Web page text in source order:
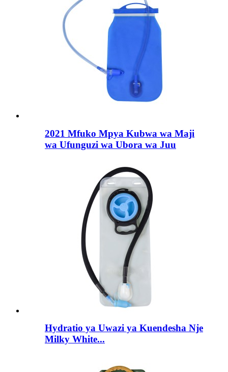
2021 Mfuko Mpya Kubwa wa Maji
wa Ufunguzi wa Ubora wa Juu
Hydratio ya Uwazi ya Kuendesha Nje
Milky White...